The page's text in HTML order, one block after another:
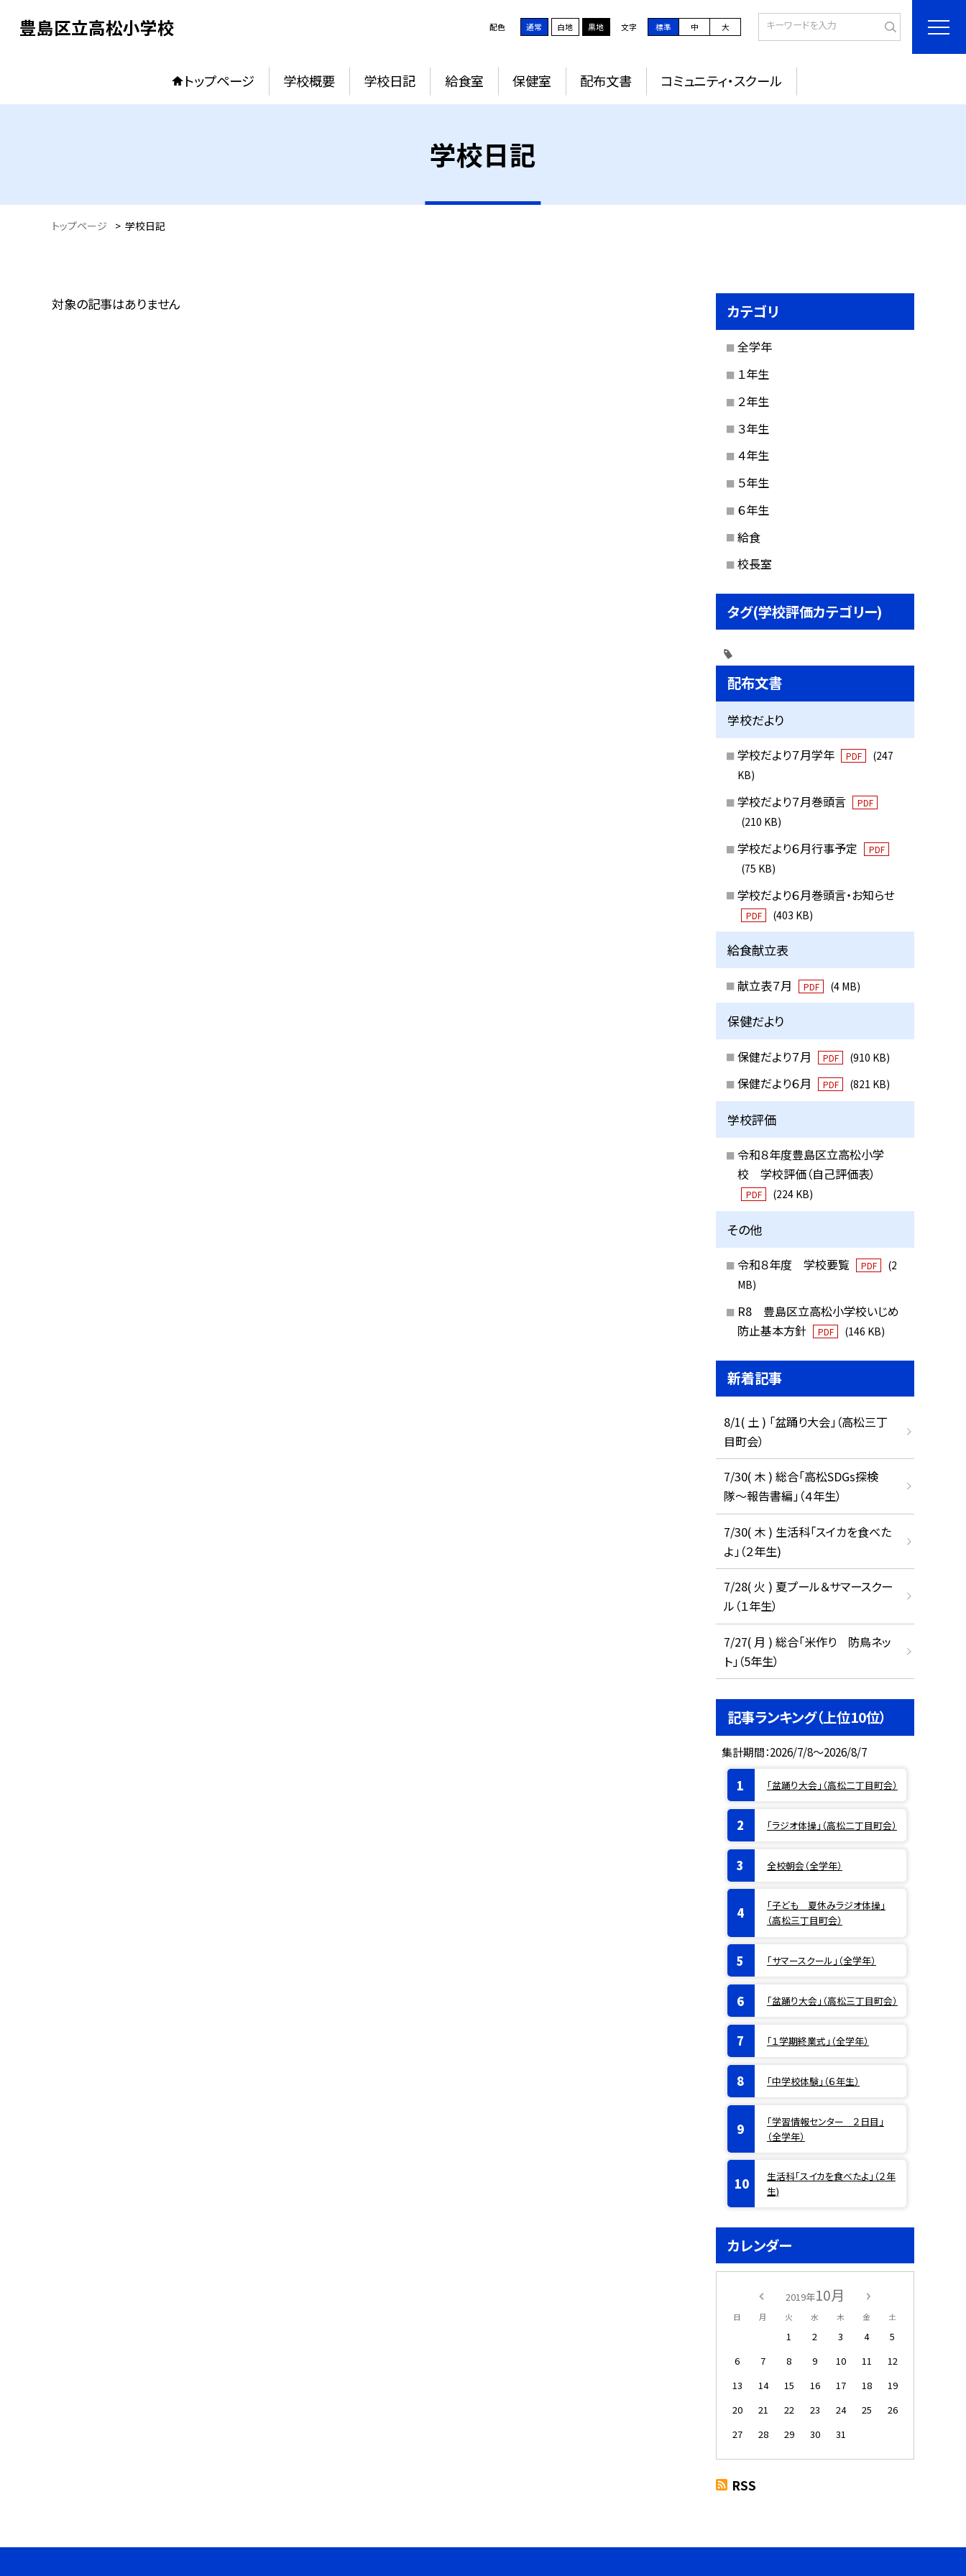
豊島区立高松小学校 配色 通常 白地 黒地 文字 標準 中 大
トップページ 学校概要 学校日記 給食室 保健室 配布文書 コミュニティ・スクール
学校日記
トップページ > 学校日記
対象の記事はありません カテゴリ
全学年
１年生
２年生
３年生
４年生
５年生
６年生
給食
校長室
タグ(学校評価カテゴリー)
配布文書
学校だより
学校だより７月学年 PDF
(247
KB)
学校だより７月巻頭言 PDF
(210 KB)
学校だより６月行事予定 PDF
(75 KB)
学校だより６月巻頭言・お知らせ
PDF (403 KB)
給食献立表
献立表７月 PDF (4 MB)
保健だより
保健だより７月 PDF (910 KB)
保健だより６月 PDF (821 KB)
学校評価
令和８年度豊島区立高松小学
校 学校評価（自己評価表）
PDF (224 KB)
その他
令和８年度 学校要覧 PDF
(2
MB)
R8 豊島区立高松小学校いじめ
防止基本方針
PDF (146 KB)
新着記事
8/1( 土 ) 「盆踊り大会」（高松三丁
目町会）
7/30( 木 ) 総合「高松SDGs探検
隊〜報告書編」（４年生）
7/30( 木 ) 生活科「スイカを食べた
よ」（２年生)
7/28( 火 ) 夏プール＆サマースクー
ル（１年生）
7/27( 月 ) 総合「米作り 防鳥ネッ
ト」（5年生）
記事ランキング（上位10位）
集計期間：2026/7/8～2026/8/7
「盆踊り大会」（高松二丁目町会）
「ラジオ体操」（高松二丁目町会）
全校朝会（全学年）
「子ども 夏休みラジオ体操」
（高松三丁目町会）
「サマースクール」（全学年）
「盆踊り大会」（高松三丁目町会）
「１学期終業式」（全学年）
「中学校体験」（６年生）
「学習情報センター ２日目」
（全学年）
生活科「スイカを食べたよ」（２年
生)
カレンダー
2019年10月
日 月 火 水 木 金 土
1 2 3 4
5
6
7 8 9 10 11
12
13
14 15 16 17 18
19
20
21 22 23 24 25
26
27
28 29 30 31
RSS